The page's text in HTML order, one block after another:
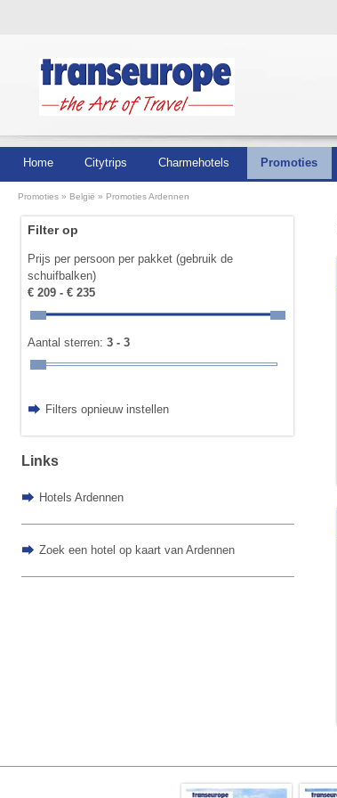
Home Citytrips Charmehotels Promoties
Promoties België Promoties Ardennen
Filter op
Prijs per persoon per pakket (gebruik de
schuifbalken)
€ 209 - € 235
Aantal sterren:3 - 3
Filters opnieuw instellen
Links
Hotels Ardennen
Zoek een hotel op kaart van Ardennen